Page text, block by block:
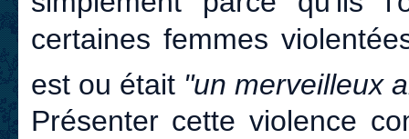
certaines femmes
est ou était "un merveilleux
Présenter cette violence